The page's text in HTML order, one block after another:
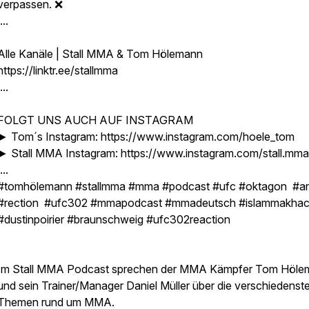
❌
Kanäle | Stall MMA & Tom Hölemann
linktr.ee/stallmma
UNS AUCH AUF INSTAGRAM
► Tom´s Instagram: https://www.instagram.com/hoele_tom
► Stall MMA Instagram: https://www.instagram.com/stall.mma
#stallmma #mma #podcast #ufc #oktagon
#ufc302 #mmapodcast #mmadeutsch
#braunschweig #ufc302reaction
Stall MMA Podcast sprechen der MMA Kämpfer Tom
sein Trainer/Manager Daniel Müller über die
rund um MMA.